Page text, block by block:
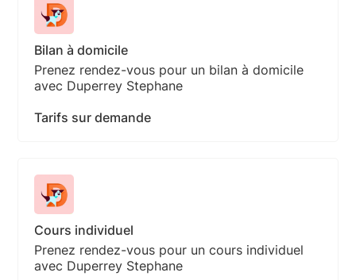
Bilan à domicile
Prenez rendez-vous pour un bilan à domicile
avec Duperrey Stephane
Tarifs sur demande
Cours individuel
Prenez rendez-vous pour un cours individuel
avec Duperrey Stephane